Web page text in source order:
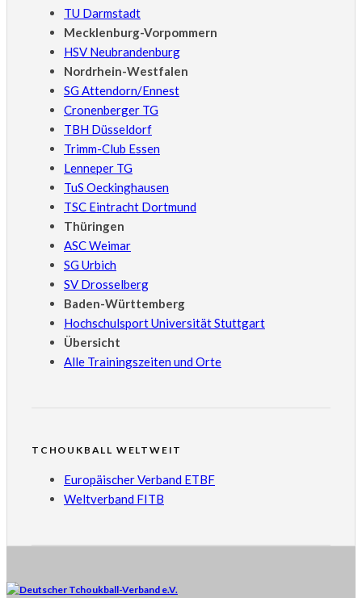
TU Darmstadt
Mecklenburg-Vorpommern
HSV Neubrandenburg
Nordrhein-Westfalen
SG Attendorn/Ennest
Cronenberger TG
TBH Düsseldorf
Trimm-Club Essen
Lenneper TG
TuS Oeckinghausen
TSC Eintracht Dortmund
Thüringen
ASC Weimar
SG Urbich
SV Drosselberg
Baden-Württemberg
Hochschulsport Universität Stuttgart
Übersicht
Alle Trainingszeiten und Orte
TCHOUKBALL WELTWEIT
Europäischer Verband ETBF
Weltverband FITB